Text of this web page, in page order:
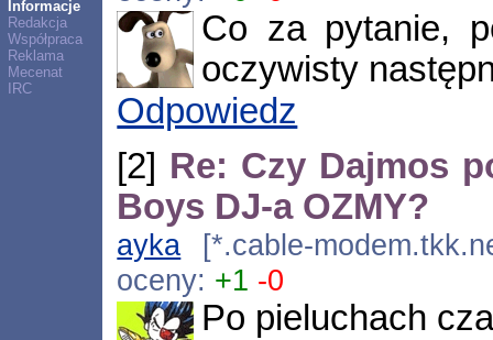
Informacje
Redakcja
Współpraca
Reklama
Mecenat
IRC
Co za pytanie,
oczywisty
Odpowiedz
[2] Re: Czy Dajmos
Boys DJ-a OZMY?
ayka [*.cable-
oceny: +1 -0
Po pieluchach